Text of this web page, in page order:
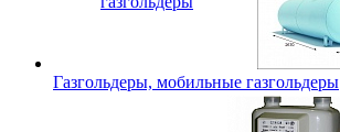
Газгольдеры, мобильные газгольдеры